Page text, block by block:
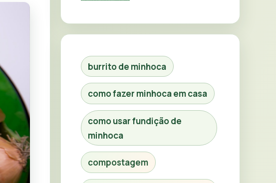
burrito de minhoca
como fazer minhoca em casa
como usar fundição de
minhoca
compostagem